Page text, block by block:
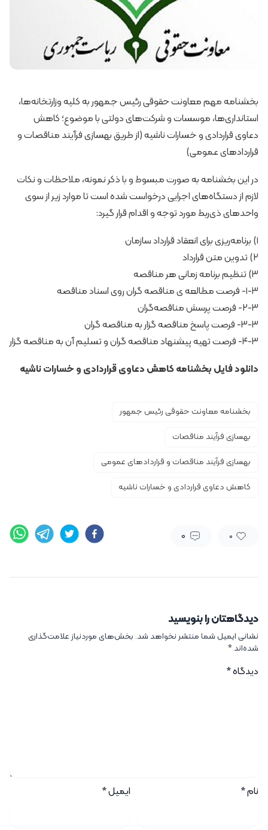
بخشنامه مهم معاونت حقوقی رئیس جمهور به کلیه وزارتخانه‌ها،
استانداری‌ها، موسسات و شرکت‌های دولتی با موضوع؛ کاهش
دعاوی قراردادی و خسارات ناشیه (از طریق بهسازی فرآیند مناقصات و
قراردادهای عمومی)
در این بخشنامه به صورت مبسوط و با ذکر نمونه، ملاحظات و نکات
لازم از دستگاه‌های اجرایی درخواست شده است تا موارد زیر از سوی
واحدهای ذی‌ربط مورد توجه و اقدام قرار گیرد:
۱) برنامه‌ریزی برای انعقاد قرارداد سازمان
۲) تدوین متن قرارداد
۳) تنظیم برنامه زمانی هر مناقصه
۱-۳- فرصت مطالعه‌ ی مناقصه‌ گران روی اسناد مناقصه
۲-۳- فرصت پرسش مناقصه‌گران
۳-۳- فرصت پاسخ مناقصه‌ گزار به مناقصه‌ گران
۴-۳- فرصت تهیه پیشنهاد مناقصه‌ گران و تسلیم آن به مناقصه‌ گزار
دانلود فایل بخشنامه کاهش دعاوی قراردادی و خسارات ناشیه
بخشنامه معاونت حقوقی رئیس جمهور
بهسازی فرآیند مناقصات
بهسازی فرآیند مناقصات و قراردادهای عمومی
کاهش دعاوی قراردادی و خسارات ناشیه
0
0
دیدگاهتان را بنویسید
نشانی ایمیل شما منتشر نخواهد شد. بخش‌های موردنیاز علامت‌گذاری
شده‌اند*
دیدگاه*
نام* ایمیل*